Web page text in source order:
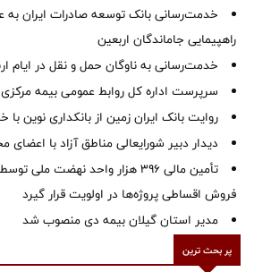
خدمت‌رسانی بانک توسعه صادرات ایران
راهپیمایی جاماندگان اربعین
خدمت‌رسانی به ناوگان حمل و نقل در ایام
سرپرست اداره کل روابط عمومی بیمه
روایت بانک ایران زمین از بانکداری نوین
دیدار دبیر شورایعالی مناطق آزاد با
تأمین مالی ۳۹۶ هزار واحد نهضت
فروش اقساطی پروژه‌ها در اولویت قرار گیرد
‌مدیر استان گیلان بیمه دی منصوب شد
پر بحث ترین